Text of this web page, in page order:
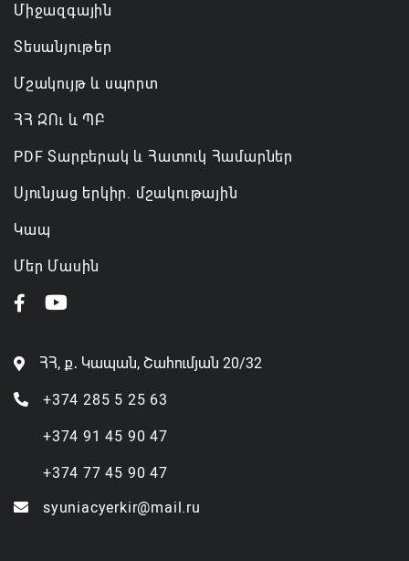
Միջազգային
Տեսանյութեր
Մշակույթ և սպորտ
ՀՀ ԶՈւ և ՊԲ
PDF Տարբերակ և Հատուկ Համարներ
Սյունյաց երկիր. մշակութային
Կապ
Մեր Մասին
ՀՀ, ք․ Կապան, Շահումյան 20/32
+374 285 5 25 63
+374 91 45 90 47
+374 77 45 90 47
syuniacyerkir@mail.ru